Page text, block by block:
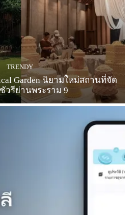
TRENDY
Garden นิยามใหม่สถานที่จัด
วรีย่านพระราม 9